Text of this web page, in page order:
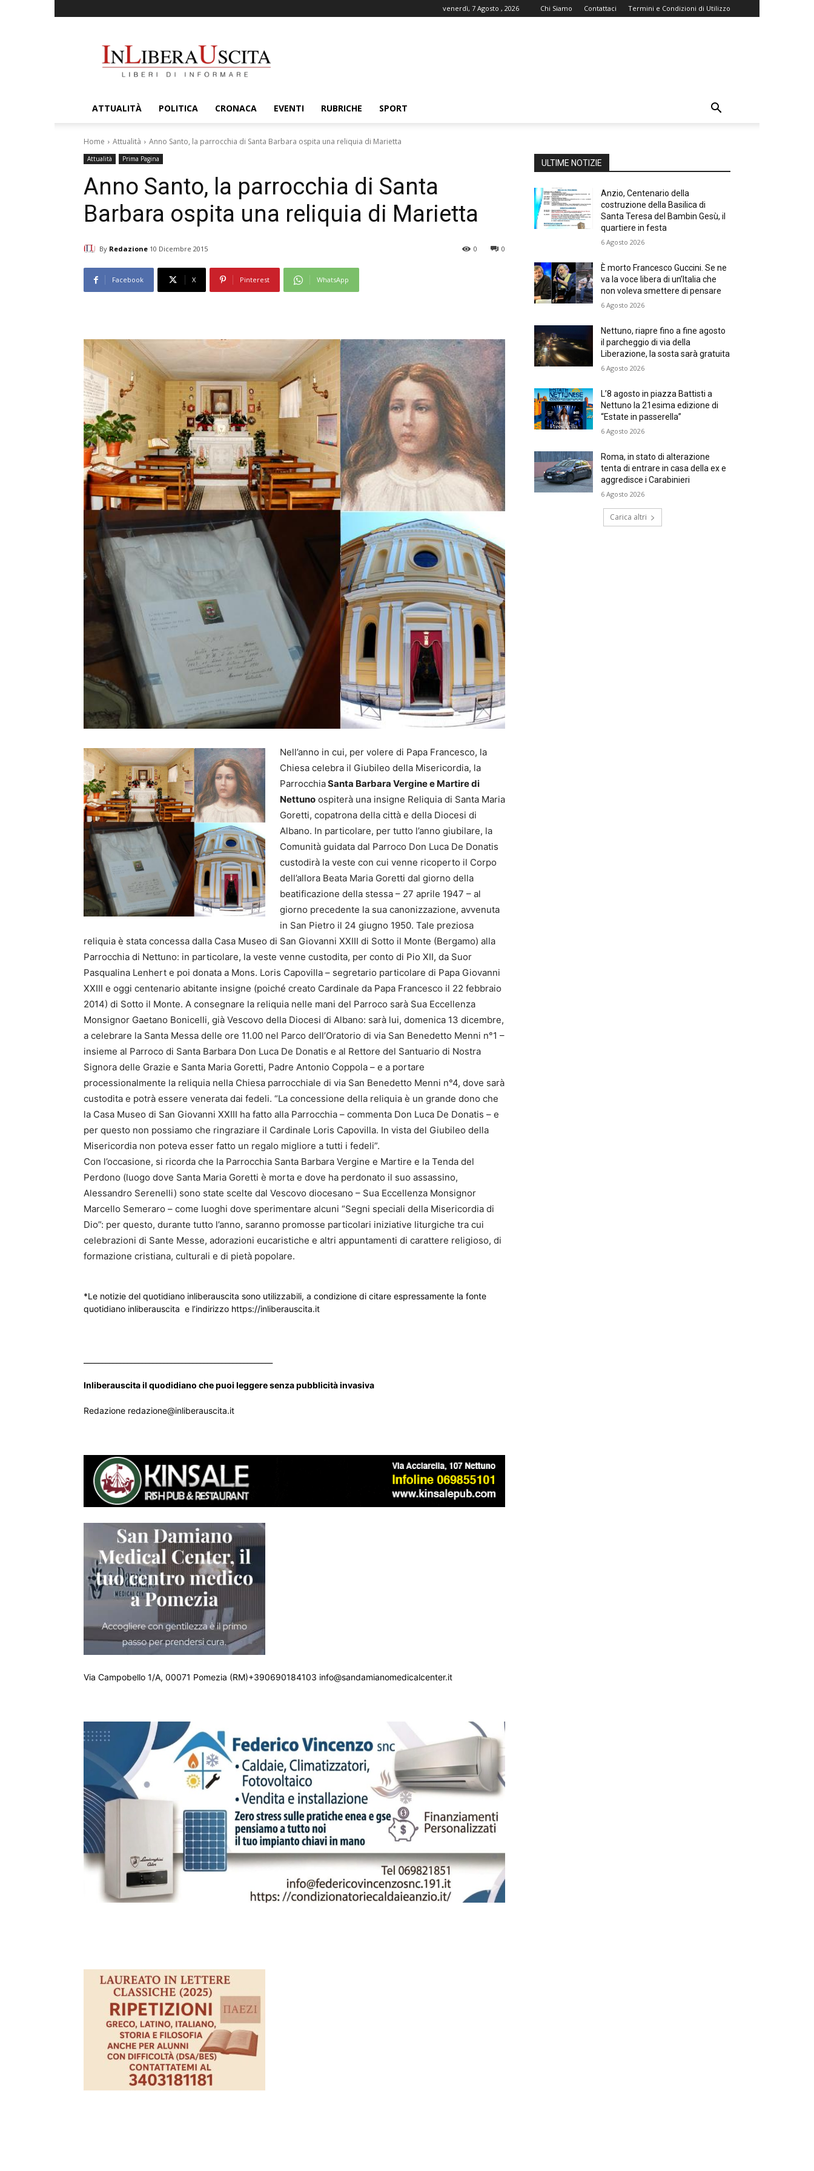
venerdì, 7 Agosto , 2026 Chi Siamo Contattaci Termini e Condizioni di Utilizzo
ATTUALITÀ POLITICA CRONACA EVENTI RUBRICHE SPORT
Home Attualità Anno Santo, la parrocchia di Santa Barbara ospita una reliquia di Marietta
Attualità Prima Pagina
Anno Santo, la parrocchia di Santa
Barbara ospita una reliquia di Marietta
By Redazione 10 Dicembre 2015 0
0
Facebook X Pinterest WhatsApp
Nell’anno in cui, per volere di Papa Francesco, la
Chiesa celebra il Giubileo della Misericordia, la
ParrocchiaSanta Barbara Vergine e Martire di
Nettuno ospiterà una insigne Reliquia di Santa Maria
Goretti, copatrona della città e della Diocesi di
Albano. In particolare, per tutto l’anno giubilare, la
Comunità guidata dal Parroco Don Luca De Donatis
custodirà la veste con cui venne ricoperto il Corpo
dell’allora Beata Maria Goretti dal giorno della
beatificazione della stessa – 27 aprile 1947 – al
giorno precedente la sua canonizzazione, avvenuta
in San Pietro il 24 giugno 1950. Tale preziosa
reliquia è stata concessa dalla Casa Museo di San Giovanni XXIII di Sotto il Monte (Bergamo) alla
Parrocchia di Nettuno: in particolare, la veste venne custodita, per conto di Pio XII, da Suor
Pasqualina Lenhert e poi donata a Mons. Loris Capovilla – segretario particolare di Papa Giovanni
XXIII e oggi centenario abitante insigne (poiché creato Cardinale da Papa Francesco il 22 febbraio
2014) di Sotto il Monte. A consegnare la reliquia nelle mani del Parroco sarà Sua Eccellenza
Monsignor Gaetano Bonicelli, già Vescovo della Diocesi di Albano: sarà lui, domenica 13 dicembre,
a celebrare la Santa Messa delle ore 11.00 nel Parco dell’Oratorio di via San Benedetto Menni n°1 –
insieme al Parroco di Santa Barbara Don Luca De Donatis e al Rettore del Santuario di Nostra
Signora delle Grazie e Santa Maria Goretti, Padre Antonio Coppola – e a portare
processionalmente la reliquia nella Chiesa parrocchiale di via San Benedetto Menni n°4, dove sarà
custodita e potrà essere venerata dai fedeli. “La concessione della reliquia è un grande dono che
la Casa Museo di San Giovanni XXIII ha fatto alla Parrocchia – commenta Don Luca De Donatis – e
per questo non possiamo che ringraziare il Cardinale Loris Capovilla. In vista del Giubileo della
Misericordia non poteva esser fatto un regalo migliore a tutti i fedeli”.
Con l’occasione, si ricorda che la Parrocchia Santa Barbara Vergine e Martire e la Tenda del
Perdono (luogo dove Santa Maria Goretti è morta e dove ha perdonato il suo assassino,
Alessandro Serenelli) sono state scelte dal Vescovo diocesano – Sua Eccellenza Monsignor
Marcello Semeraro – come luoghi dove sperimentare alcuni “Segni speciali della Misericordia di
Dio”: per questo, durante tutto l’anno, saranno promosse particolari iniziative liturgiche tra cui
celebrazioni di Sante Messe, adorazioni eucaristiche e altri appuntamenti di carattere religioso, di
formazione cristiana, culturali e di pietà popolare.
*Le notizie del quotidiano inliberauscita sono utilizzabili, a condizione di citare espressamente la fonte
quotidiano inliberauscita e l’indirizzo https://inliberauscita.it
Inliberauscita il quodidiano che puoi leggere senza pubblicità invasiva
Redazione redazione@inliberauscita.it
Via Campobello 1/A, 00071 Pomezia (RM)+390690184103 info@sandamianomedicalcenter.it
ULTIME NOTIZIE
Anzio, Centenario della
costruzione della Basilica di
Santa Teresa del Bambin Gesù, il
quartiere in festa
6 Agosto 2026
È morto Francesco Guccini. Se ne
va la voce libera di un’Italia che
non voleva smettere di pensare
6 Agosto 2026
Nettuno, riapre fino a fine agosto
il parcheggio di via della
Liberazione, la sosta sarà gratuita
6 Agosto 2026
L’8 agosto in piazza Battisti a
Nettuno la 21esima edizione di
“Estate in passerella”
6 Agosto 2026
Roma, in stato di alterazione
tenta di entrare in casa della ex e
aggredisce i Carabinieri
6 Agosto 2026
Carica altri